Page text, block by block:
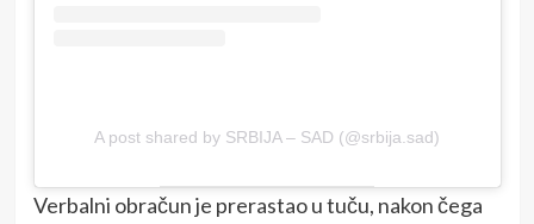
A post shared by SRBIJA – SAD (@srbija.sad)
Verbalni obračun je prerastao u tuču, nakon čega